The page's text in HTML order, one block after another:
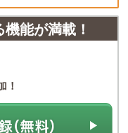
能が満載！
！